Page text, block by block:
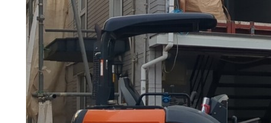
施工事例
現場ブログ
補助金情報